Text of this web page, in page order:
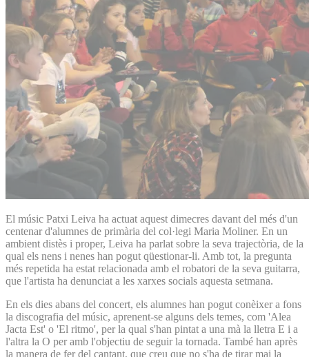
El músic Patxi Leiva ha actuat aquest dimecres davant del més d'un
centenar d'alumnes de primària del col·legi Maria Moliner. En un
ambient distès i proper, Leiva ha parlat sobre la seva trajectòria, de la
qual els nens i nenes han pogut qüestionar-li. Amb tot, la pregunta
més repetida ha estat relacionada amb el robatori de la seva guitarra,
que l'artista ha denunciat a les xarxes socials aquesta setmana.
En els dies abans del concert, els alumnes han pogut conèixer a fons
la discografia del músic, aprenent-se alguns dels temes, com 'Alea
Jacta Est' o 'El ritmo', per la qual s'han pintat a una mà la lletra E i a
l'altra la O per amb l'objectiu de seguir la tornada. També han après
la manera de fer del cantant, que creu que no s'ha de tirar mai la